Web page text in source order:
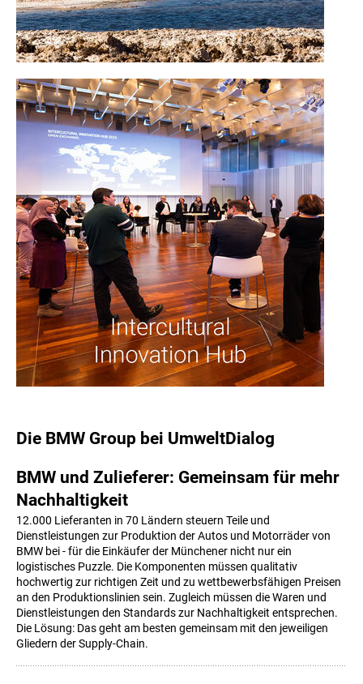
Die BMW Group bei UmweltDialog
BMW und Zulieferer: Gemeinsam für mehr
Nachhaltigkeit
12.000 Lieferanten in 70 Ländern steuern Teile und
Dienstleistungen zur Produktion der Autos und Motorräder von
BMW bei - für die Einkäufer der Münchener nicht nur ein
logistisches Puzzle. Die Komponenten müssen qualitativ
hochwertig zur richtigen Zeit und zu wettbewerbsfähigen Preisen
an den Produktionslinien sein. Zugleich müssen die Waren und
Dienstleistungen den Standards zur Nachhaltigkeit entsprechen.
Die Lösung: Das geht am besten gemeinsam mit den jeweiligen
Gliedern der Supply-Chain.